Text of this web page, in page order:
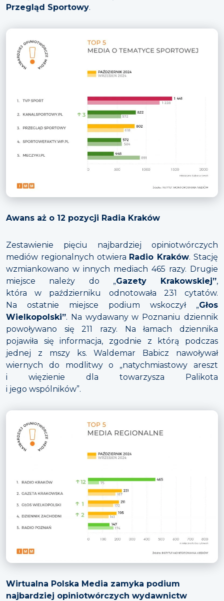
Przegląd Sportowy.
Awans aż o 12 pozycji Radia Kraków
Zestawienie pięciu najbardziej opiniotwórczych
mediów regionalnych otwiera Radio Kraków. Stację
wzmiankowano w innych mediach 465 razy. Drugie
miejsce należy do „Gazety Krakowskiej”,
która w październiku odnotowała 231 cytatów.
Na ostatnie miejsce podium wskoczył „Głos
Wielkopolski”. Na wydawany w Poznaniu dziennik
powoływano się 211 razy. Na łamach dziennika
pojawiła się informacja, zgodnie z którą podczas
jednej z mszy ks. Waldemar Babicz nawoływał
wiernych do modlitwy o „natychmiastowy areszt
i więzienie dla towarzysza Palikota
i jego wspólników”.
Wirtualna Polska Media zamyka podium
najbardziej opiniotwórczych wydawnictw